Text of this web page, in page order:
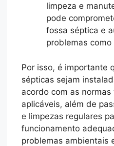
limpeza e
pode
fossa séptica e
problemas
Por isso, é importante
sépticas sejam
acordo com as
aplicáveis, além de
e limpezas regulares
funcionamento
problemas ambientais